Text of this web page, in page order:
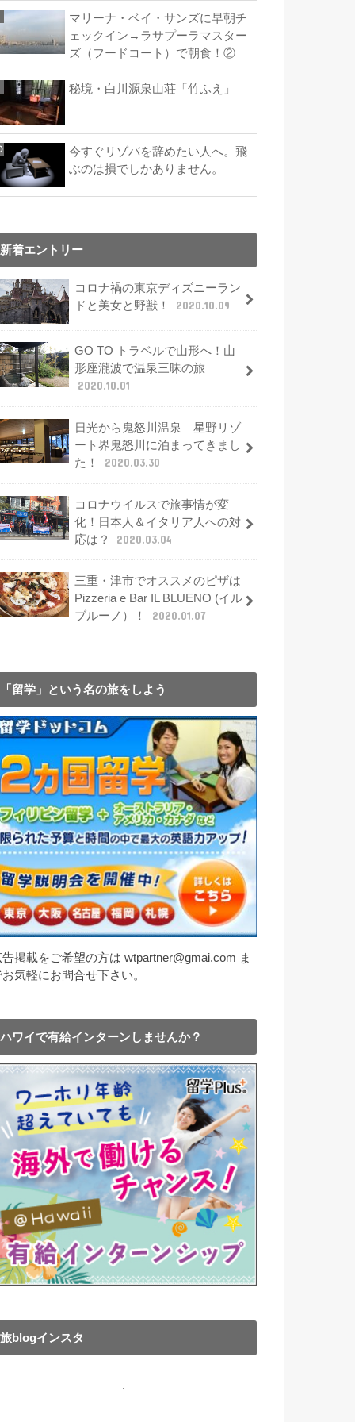
マリーナ・ベイ・サンズに早朝チ
ェックイン→ラサプーラマスター
ズ（フードコート）で朝食！②
秘境・白川源泉山荘「竹ふえ」
今すぐリゾバを辞めたい人へ。飛
ぶのは損でしかありません。
新着エントリー
コロナ禍の東京ディズニーラン
ドと美女と野獣！
2020.10.09
GO TO トラベルで山形へ！山
形座瀧波で温泉三昧の旅
2020.10.01
日光から鬼怒川温泉 星野リゾ
ート界鬼怒川に泊まってきまし
た！
2020.03.30
コロナウイルスで旅事情が変
化！日本人＆イタリア人への対
応は？
2020.03.04
三重・津市でオススメのピザは
Pizzeria e Bar IL BLUENO (イル
ブルーノ）！
2020.01.07
「留学」という名の旅をしよう
告掲載をご希望の方は wtpartner@gmai.com ま
気軽にお問合せ下さい。
ハワイで有給インターンしませんか？
旅blogインスタ